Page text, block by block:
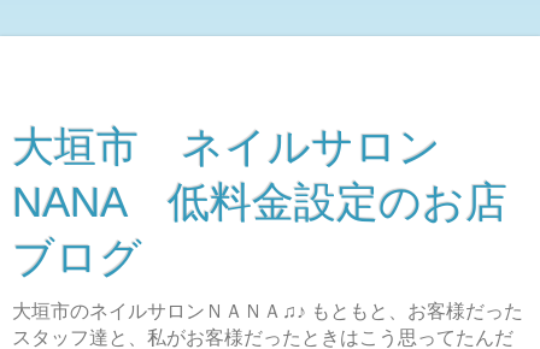
大垣市 ネイルサロン
NANA 低料金設定のお店
ブログ
大垣市のネイルサロンＮＡＮＡ♫♪ もともと、お客様だった
スタッフ達と、私がお客様だったときはこう思ってたんだ